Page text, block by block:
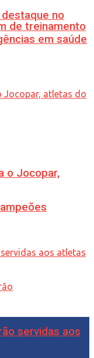
no
o Jocopar,
servidas aos
de treinamento
em saúde